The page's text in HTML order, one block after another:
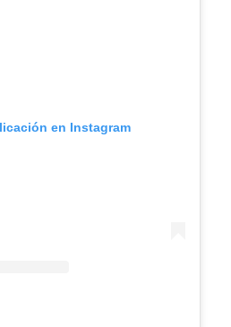
en Instagram